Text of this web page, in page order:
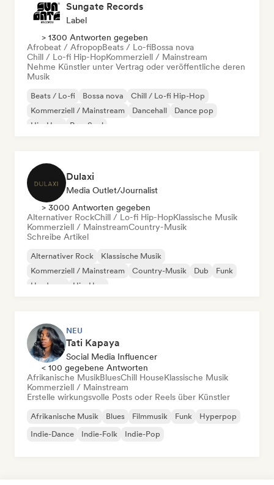
Sungate Records
Label
> 1300 Antworten gegeben
Afrobeat / AfropopBeats / Lo-fiBossa nova
Chill / Lo-fi Hip-HopKommerziell / Mainstream
Nehme Künstler unter Vertrag oder veröffentliche deren
Musik
Beats / Lo-fi Bossa nova
Chill / Lo-fi Hip-Hop
Kommerziell / Mainstream
Dancehall
Dance pop
Hip-Hop
Pop-Soul
Dulaxi
Media Outlet/Journalist
> 3000 Antworten gegeben
Alternativer RockChill / Lo-fi Hip-HopKlassische Musik
Kommerziell / MainstreamCountry-Musik
Schreibe Artikel
Alternativer Rock
Klassische Musik
Kommerziell / Mainstream
Country-Musik Dub
Funk
Hardcore
Hip-Hop
NEU
Tati Kapaya
Social Media Influencer
< 100 gegebene Antworten
Afrikanische MusikBluesChill HouseKlassische Musik
Kommerziell / Mainstream
Erstelle wirkungsvolle Posts oder Reels über Künstler
Afrikanische Musik Blues Filmmusik Funk
Hyperpop
Indie-Dance
Indie-Folk Indie-Pop